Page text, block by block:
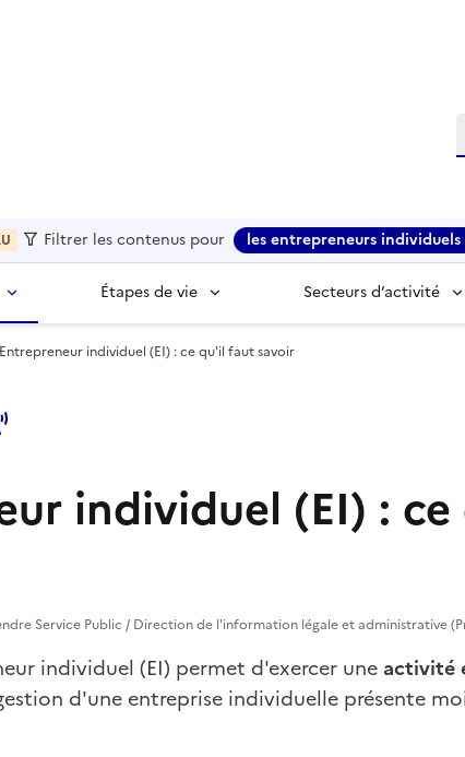
Filtrer les contenus pour les entrepreneurs individuels
Étapes de vie Secteurs d’activité
Entrepreneur individuel (EI) : ce qu'il faut savoir
individuel (EI) :
Service Public / Direction de l'information légale et administrative
individuel (EI) permet d'exercer une activité
d'une entreprise individuelle présente